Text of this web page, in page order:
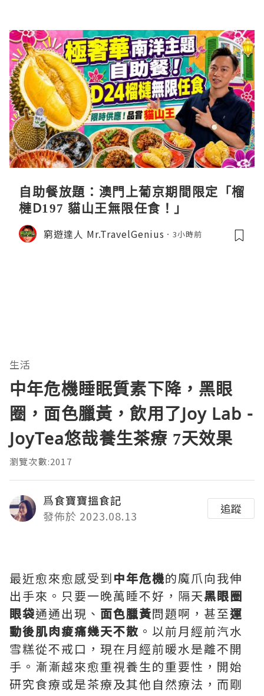
自助餐放題：澳門上葡京期間限定「榴
槤D197 貓山王無限任食！」
窮遊達人 Mr.TravelGenius 3小時前
生活
中年危機睡眠質素下降，黑眼
圈，面色臘黃，飲用了Joy Lab -
JoyTea悠哉養生茶療 7天效果
瀏覽次數:2017
爲食寶寶搵食記
發佈於 2023.08.13
追蹤